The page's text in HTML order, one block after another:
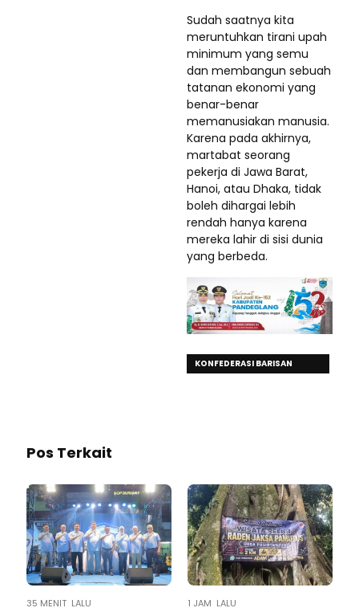
Sudah saatnya kita
meruntuhkan tirani upah
minimum yang semu
dan membangun sebuah
tatanan ekonomi yang
benar-benar
memanusiakan manusia.
Karena pada akhirnya,
martabat seorang
pekerja di Jawa Barat,
Hanoi, atau Dhaka, tidak
boleh dihargai lebih
rendah hanya karena
mereka lahir di sisi dunia
yang berbeda.
KONFEDERASI BARISAN
Pos Terkait
35 MENIT LALU 1 JAM LALU